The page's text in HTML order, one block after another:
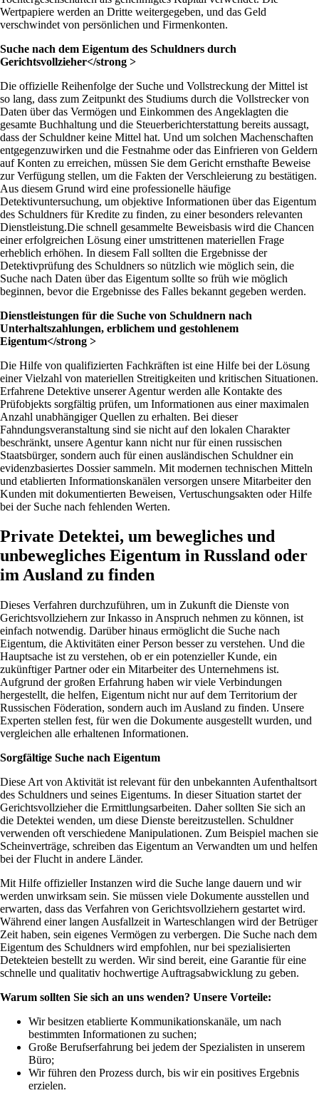
Wertpapiere werden an Dritte weitergegeben, und das Geld
verschwindet von persönlichen und Firmenkonten.
Suche nach dem Eigentum des Schuldners durch
Gerichtsvollzieher</strong >
Die offizielle Reihenfolge der Suche und Vollstreckung der Mittel ist
so lang, dass zum Zeitpunkt des Studiums durch die Vollstrecker von
Daten über das Vermögen und Einkommen des Angeklagten die
gesamte Buchhaltung und die Steuerberichterstattung bereits aussagt,
dass der Schuldner keine Mittel hat. Und um solchen Machenschaften
entgegenzuwirken und die Festnahme oder das Einfrieren von Geldern
auf Konten zu erreichen, müssen Sie dem Gericht ernsthafte Beweise
zur Verfügung stellen, um die Fakten der Verschleierung zu bestätigen.
Aus diesem Grund wird eine professionelle häufige
Detektivuntersuchung, um objektive Informationen über das Eigentum
des Schuldners für Kredite zu finden, zu einer besonders relevanten
Dienstleistung.Die schnell gesammelte Beweisbasis wird die Chancen
einer erfolgreichen Lösung einer umstrittenen materiellen Frage
erheblich erhöhen. In diesem Fall sollten die Ergebnisse der
Detektivprüfung des Schuldners so nützlich wie möglich sein, die
Suche nach Daten über das Eigentum sollte so früh wie möglich
beginnen, bevor die Ergebnisse des Falles bekannt gegeben werden.
Dienstleistungen für die Suche von Schuldnern nach
Unterhaltszahlungen, erblichem und gestohlenem
Eigentum</strong >
Die Hilfe von qualifizierten Fachkräften ist eine Hilfe bei der Lösung
einer Vielzahl von materiellen Streitigkeiten und kritischen Situationen.
Erfahrene Detektive unserer Agentur werden alle Kontakte des
Prüfobjekts sorgfältig prüfen, um Informationen aus einer maximalen
Anzahl unabhängiger Quellen zu erhalten. Bei dieser
Fahndungsveranstaltung sind sie nicht auf den lokalen Charakter
beschränkt, unsere Agentur kann nicht nur für einen russischen
Staatsbürger, sondern auch für einen ausländischen Schuldner ein
evidenzbasiertes Dossier sammeln. Mit modernen technischen Mitteln
und etablierten Informationskanälen versorgen unsere Mitarbeiter den
Kunden mit dokumentierten Beweisen, Vertuschungsakten oder Hilfe
bei der Suche nach fehlenden Werten.
Private Detektei, um bewegliches und
unbewegliches Eigentum in Russland oder
im Ausland zu finden
Dieses Verfahren durchzuführen, um in Zukunft die Dienste von
Gerichtsvollziehern zur Inkasso in Anspruch nehmen zu können, ist
einfach notwendig. Darüber hinaus ermöglicht die Suche nach
Eigentum, die Aktivitäten einer Person besser zu verstehen. Und die
Hauptsache ist zu verstehen, ob er ein potenzieller Kunde, ein
zukünftiger Partner oder ein Mitarbeiter des Unternehmens ist.
Aufgrund der großen Erfahrung haben wir viele Verbindungen
hergestellt, die helfen, Eigentum nicht nur auf dem Territorium der
Russischen Föderation, sondern auch im Ausland zu finden. Unsere
Experten stellen fest, für wen die Dokumente ausgestellt wurden, und
vergleichen alle erhaltenen Informationen.
Sorgfältige Suche nach Eigentum
Diese Art von Aktivität ist relevant für den unbekannten Aufenthaltsort
des Schuldners und seines Eigentums. In dieser Situation startet der
Gerichtsvollzieher die Ermittlungsarbeiten. Daher sollten Sie sich an
die Detektei wenden, um diese Dienste bereitzustellen. Schuldner
verwenden oft verschiedene Manipulationen. Zum Beispiel machen sie
Scheinverträge, schreiben das Eigentum an Verwandten um und helfen
bei der Flucht in andere Länder.
Mit Hilfe offizieller Instanzen wird die Suche lange dauern und wir
werden unwirksam sein. Sie müssen viele Dokumente ausstellen und
erwarten, dass das Verfahren von Gerichtsvollziehern gestartet wird.
Während einer langen Ausfallzeit in Warteschlangen wird der Betrüger
Zeit haben, sein eigenes Vermögen zu verbergen. Die Suche nach dem
Eigentum des Schuldners wird empfohlen, nur bei spezialisierten
Detekteien bestellt zu werden. Wir sind bereit, eine Garantie für eine
schnelle und qualitativ hochwertige Auftragsabwicklung zu geben.
Warum sollten Sie sich an uns wenden? Unsere Vorteile:
Wir besitzen etablierte Kommunikationskanäle, um nach
bestimmten Informationen zu suchen;
Große Berufserfahrung bei jedem der Spezialisten in unserem
Büro;
Wir führen den Prozess durch, bis wir ein positives Ergebnis
erzielen.